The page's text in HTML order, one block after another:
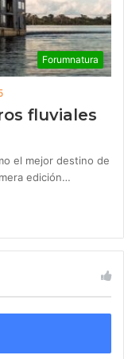
Forumnatura
fluviales
el mejor destino de
edición…